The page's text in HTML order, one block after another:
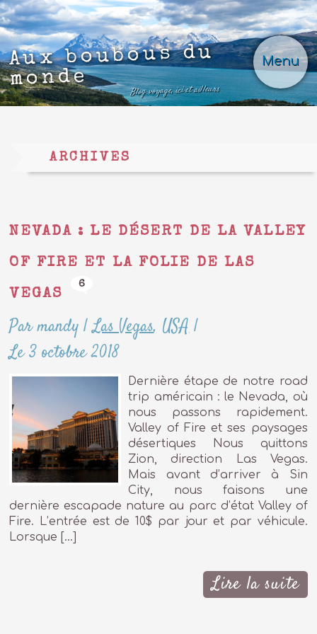
Menu
Aux boubous du
monde
Blog voyage, ici et ailleurs
ARCHIVES
NEVADA : LE DÉSERT DE LA VALLEY
OF FIRE ET LA FOLIE DE LAS
VEGAS
6
Par mandy |Las Vegas, USA|
Le 3 octobre 2018
Dernière étape de notre road
trip américain : le Nevada, où
nous passons rapidement.
Valley of Fire et ses paysages
désertiques Nous quittons
Zion, direction Las Vegas.
Mais avant d’arriver à Sin
City, nous faisons une
dernière escapade nature au parc d’état Valley of
Fire. L’entrée est de 10$ par jour et par véhicule.
Lorsque […]
Lire la suite